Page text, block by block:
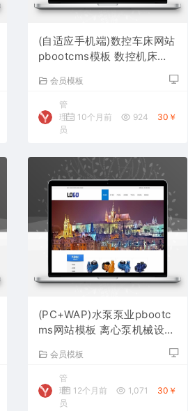
(自适应手机端)数控车床网站
pbootcms模板 数控机床网
会员模板
管
理
员
10个月前 924 30￥
(PC+WAP)水泵泵业pbootc
ms网站模板 离心泵机械设备
会员模板
管
理
员
12个月前 1,071 30￥